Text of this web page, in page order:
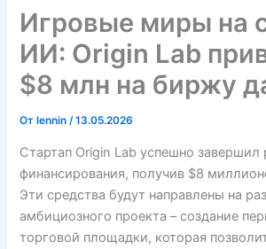
Игровые миры на
ИИ: Origin Lab
$8 млн на биржу
От lennin/13.05.2026
Стартап Origin Lab успешно завершил
финансирования, получив $8
Эти средства будут направлены на
амбициозного проекта – создание
торговой площадки, которая